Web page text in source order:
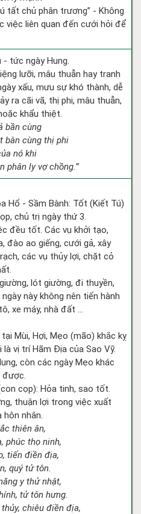
tất chủ phân trương” - Không
việc liên quan đến cưới hỏi để
- tức ngày Hung.
lưỡi, mâu thuẫn hay tranh
xấu, mưu sự khó thành, dễ
ra cãi vã, thị phi, mâu thuẫn,
khẩu thiệt.
bần cùng
bàn cùng thị phi
nó khi
phân ly vợ chồng.”
Hổ - Sầm Bành: Tốt (Kiết Tú)
chủ trị ngày thứ 3.
đều tốt. Các vụ khởi tạo,
đào ao giếng, cưới gả, xây
các vụ thủy lợi, chặt cỏ
lót giường, đi thuyền,
này không nên tiến hành
xe máy, nhà đất ...
Mùi, Hợi, Mẹo (mão) khắc kỵ
là vị trí Hãm Địa của Sao Vỹ.
còn các ngày Mẹo khác
được.
cọp): Hỏa tinh, sao tốt.
thuận lợi trong việc xuất
hôn nhân.
thiên ân,
phúc thọ ninh,
tiến điền địa,
quý tử tôn.
y thử nhật,
tử tôn hưng.
chiêu điền địa,